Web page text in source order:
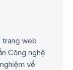
trang web
Công nghệ
về